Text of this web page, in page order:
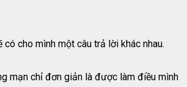
có cho mình một câu trả lời khác nhau.
mạn chỉ đơn giản là được làm điều mình